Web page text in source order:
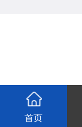
首页